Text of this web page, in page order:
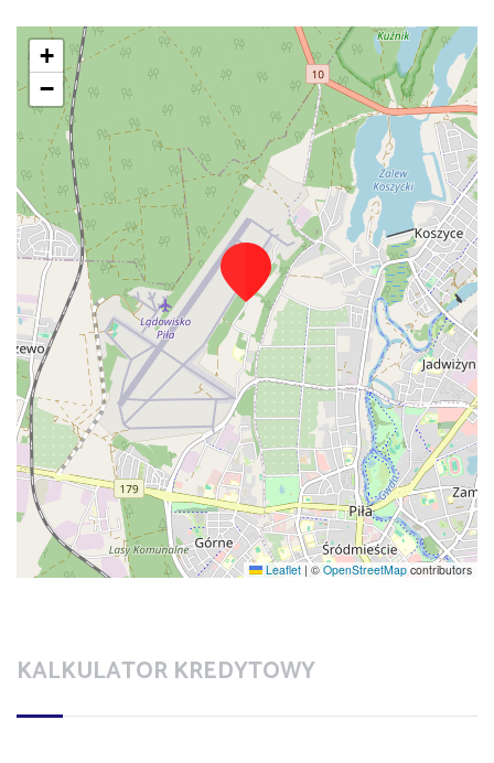
+
−
Leaflet | ©OpenStreetMap contributors
KALKULATOR KREDYTOWY